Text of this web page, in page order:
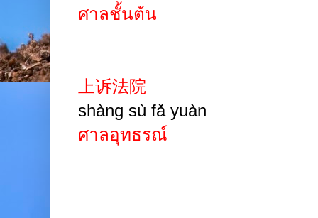
ศาลชั้นต้น
上诉法院
shàng sù fǎ yuàn
ศาลอุทธรณ์